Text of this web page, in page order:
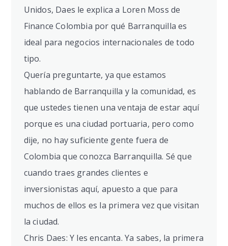
Unidos, Daes le explica a Loren Moss de
Finance Colombia por qué Barranquilla es
ideal para negocios internacionales de todo
tipo.
Quería preguntarte, ya que estamos
hablando de Barranquilla y la comunidad, es
que ustedes tienen una ventaja de estar aquí
porque es una ciudad portuaria, pero como
dije, no hay suficiente gente fuera de
Colombia que conozca Barranquilla. Sé que
cuando traes grandes clientes e
inversionistas aquí, apuesto a que para
muchos de ellos es la primera vez que visitan
la ciudad.
Chris Daes: Y les encanta. Ya sabes, la primera